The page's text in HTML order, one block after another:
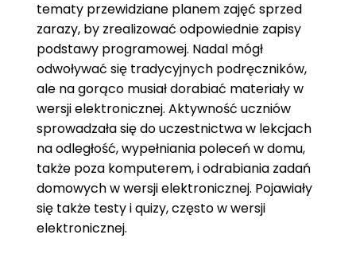
tematy przewidziane planem zajęć sprzed
zarazy, by zrealizować odpowiednie zapisy
podstawy programowej. Nadal mógł
odwoływać się tradycyjnych podręczników,
ale na gorąco musiał dorabiać materiały w
wersji elektronicznej. Aktywność uczniów
sprowadzała się do uczestnictwa w lekcjach
na odległość, wypełniania poleceń w domu,
także poza komputerem, i odrabiania zadań
domowych w wersji elektronicznej. Pojawiały
się także testy i quizy, często w wersji
elektronicznej.